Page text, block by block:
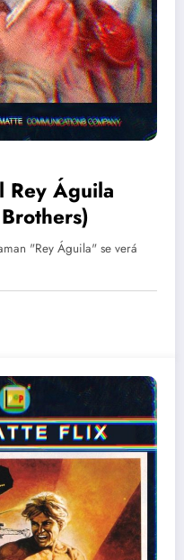
Rey Águila
"Rey Águila" se verá